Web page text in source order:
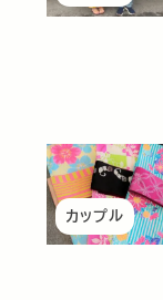
カップル